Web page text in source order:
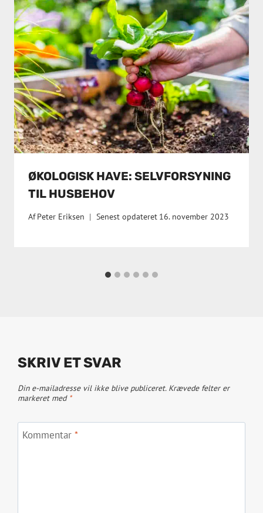
ØKOLOGISK HAVE: SELVFORSYNING
TIL HUSBEHOV
Af Peter Eriksen Senest opdateret 16. november 2023
SKRIV ET SVAR
Din e-mailadresse vil ikke blive publiceret. Krævede felter er
markeret med *
Kommentar*